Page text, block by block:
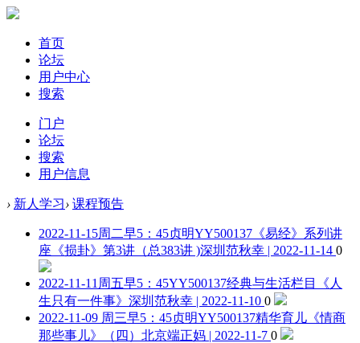
首页
论坛
用户中心
搜索
门户
论坛
搜索
用户信息
› 新人学习› 课程预告
2022-11-15周二早5：45贞明YY500137《易经》系列讲
座《损卦》第3讲（总383讲 )深圳范秋幸 | 2022-11-14 0
2022-11-11周五早5：45YY500137经典与生活栏目《人
生只有一件事》 深圳范秋幸 | 2022-11-10 0
2022-11-09 周三早5：45贞明YY500137精华育儿《情商
那些事儿》（四） 北京端正妈 | 2022-11-7 0